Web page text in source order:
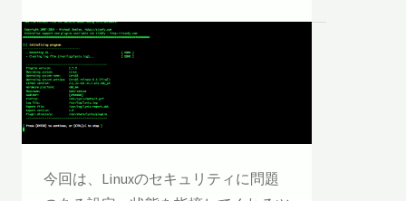
今回は、Linuxのセキュリティに問題